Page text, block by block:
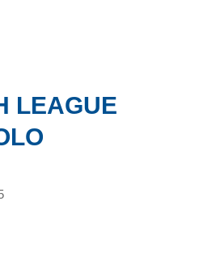
LEAGUE